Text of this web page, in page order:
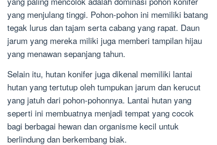
yang menjulang tinggi. Pohon-pohon ini memiliki batang
tegak lurus dan tajam serta cabang yang rapat. Daun
jarum yang mereka miliki juga memberi tampilan hijau
yang menawan sepanjang tahun.
Selain itu, hutan konifer juga dikenal memiliki lantai
hutan yang tertutup oleh tumpukan jarum dan kerucut
yang jatuh dari pohon-pohonnya. Lantai hutan yang
seperti ini membuatnya menjadi tempat yang cocok
bagi berbagai hewan dan organisme kecil untuk
berlindung dan berkembang biak.